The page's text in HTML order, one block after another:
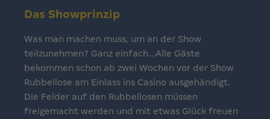
Das Showprinzip
Was man machen muss, um an der Show
teilzunehmen? Ganz einfach...Alle Gäste
bekommen schon ab zwei Wochen vor der Show
Rubbellose am Einlass ins Casino ausgehändigt.
Die Felder auf den Rubbellosen müssen
freigemacht werden und mit etwas Glück freuen